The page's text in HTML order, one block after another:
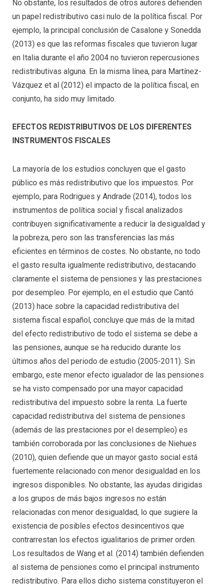
No obstante, los resultados de otros autores defienden
un papel redistributivo casi nulo de la política fiscal. Por
ejemplo, la principal conclusión de Casalone y Sonedda
(2013) es que las reformas fiscales que tuvieron lugar
en Italia durante el año 2004 no tuvieron repercusiones
redistributivas alguna. En la misma línea, para Martínez-
Vázquez et al (2012) el impacto de la política fiscal, en
conjunto, ha sido muy limitado.
EFECTOS REDISTRIBUTIVOS DE LOS DIFERENTES
INSTRUMENTOS FISCALES
La mayoría de los estudios concluyen que el gasto
público es más redistributivo que los impuestos. Por
ejemplo, para Rodrigues y Andrade (2014), todos los
instrumentos de política social y fiscal analizados
contribuyen significativamente a reducir la desigualdad y
la pobreza, pero son las transferencias las más
eficientes en términos de costes. No obstante, no todo
el gasto resulta igualmente redistributivo, destacando
claramente el sistema de pensiones y las prestaciones
por desempleo. Por ejemplo, en el estudio que Cantó
(2013) hace sobre la capacidad redistributiva del
sistema fiscal español, concluye que más de la mitad
del efecto redistributivo de todo el sistema se debe a
las pensiones, aunque se ha reducido durante los
últimos años del periodo de estudio (2005-2011). Sin
embargo, este menor efecto igualador de las pensiones
se ha visto compensado por una mayor capacidad
redistributiva del impuesto sobre la renta. La fuerte
capacidad redistributiva del sistema de pensiones
(además de las prestaciones por el desempleo) es
también corroborada por las conclusiones de Niehues
(2010), quien defiende que un mayor gasto social está
fuertemente relacionado con menor desigualdad en los
ingresos disponibles. No obstante, las ayudas dirigidas
a los grupos de más bajos ingresos no están
relacionadas con menor desigualdad, lo que sugiere la
existencia de posibles efectos desincentivos que
contrarrestan los efectos igualitarios de primer orden.
Los resultados de Wang et al. (2014) también defienden
al sistema de pensiones como el principal instrumento
redistributivo. Para ellos dicho sistema constituyeron el